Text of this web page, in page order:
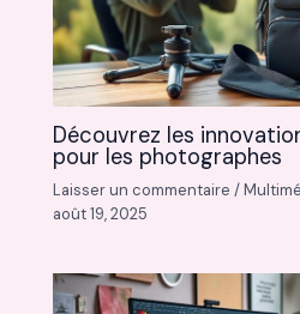
Découvrez les
pour les photographes
Laisser un commentaire /
août 19, 2025